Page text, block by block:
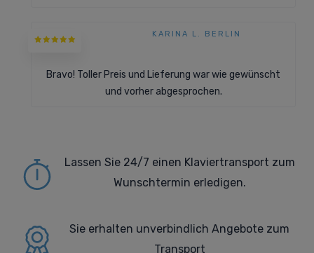
KARINA L. BERLIN
Bravo! Toller Preis und Lieferung war wie gewünscht
und vorher abgesprochen.
Lassen Sie 24/7 einen Klaviertransport zum
Wunschtermin erledigen.
Sie erhalten unverbindlich Angebote zum
Transport